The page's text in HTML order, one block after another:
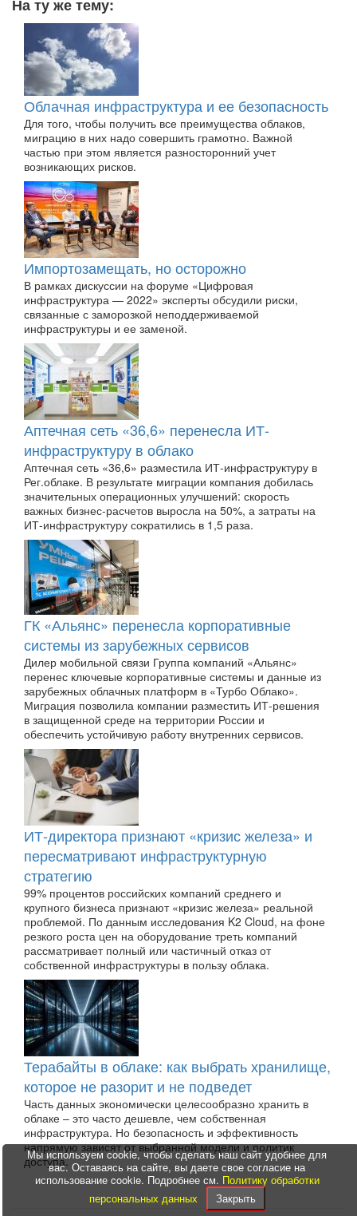
На ту же тему:
Облачная инфраструктура и ее безопасность
Для того, чтобы получить все преимущества облаков,
миграцию в них надо совершить грамотно. Важной
частью при этом является разносторонний учет
возникающих рисков.
Импортозамещать, но осторожно
В рамках дискуссии на форуме «Цифровая
инфраструктура — 2022» эксперты обсудили риски,
связанные с заморозкой неподдерживаемой
инфраструктуры и ее заменой.
Аптечная сеть «36,6» перенесла ИТ-
инфраструктуру в облако
Аптечная сеть «36,6» разместила ИТ-инфраструктуру в
Рег.облаке. В результате миграции компания добилась
значительных операционных улучшений: скорость
важных бизнес-расчетов выросла на 50%, а затраты на
ИТ-инфраструктуру сократились в 1,5 раза.
ГК «Альянс» перенесла корпоративные
системы из зарубежных сервисов
Дилер мобильной связи Группа компаний «Альянс»
перенес ключевые корпоративные системы и данные из
зарубежных облачных платформ в «Турбо Облако».
Миграция позволила компании разместить ИТ-решения
в защищенной среде на территории России и
обеспечить устойчивую работу внутренних сервисов.
ИТ-директора признают «кризис железа» и
пересматривают инфраструктурную
стратегию
99% процентов российских компаний среднего и
крупного бизнеса признают «кризис железа» реальной
проблемой. По данным исследования K2 Cloud, на фоне
резкого роста цен на оборудование треть компаний
рассматривает полный или частичный отказ от
собственной инфраструктуры в пользу облака.
Терабайты в облаке: как выбрать хранилище,
которое не разорит и не подведет
Часть данных экономически целесообразно хранить в
облаке – это часто дешевле, чем собственная
инфраструктура. Но безопасность и эффективность
напрямую зависят от выбранной модели и политик
доступа.
Мы используем cookie, чтобы сделать наш сайт удобнее для
вас. Оставаясь на сайте, вы даете свое согласие на
использование cookie. Подробнее см. Политику обработки
персональных данных
Закрыть